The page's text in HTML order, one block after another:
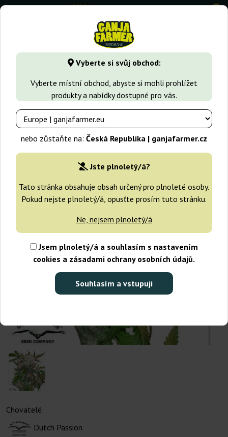
Vyberte si svůj obchod:
Vyberte místní obchod, abyste si mohli prohlížet
produkty a nabídky dostupné pro vás.
nebo zůstaňte na: Česká Republika | ganjafarmer.cz
Jste plnoletý/á?
Tato stránka obsahuje obsah určený pro plnoleté osoby.
Pokud nejste plnoletý/á, opusťte prosím tuto stránku.
Ne, nejsem plnoletý/á
Jsem plnoletý/á a souhlasím s nastavením
cookies a zásadami ochrany osobních údajů.
Souhlasím a vstupuji
0
GanjaFarmer.cz Druhy Marihuany White Widow White
Passion
-25%
Chovatelé:
Dutch Passion